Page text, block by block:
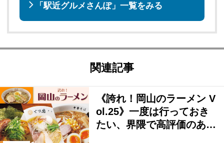
「駅近グルメさんぽ」一覧をみる
関連記事
《誇れ！岡山のラーメン V
ol.25》一度は行っておき
たい、界隈で高評価のあ…